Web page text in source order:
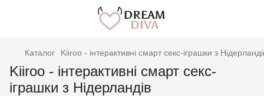
Каталог Kiiroo - інтерактивні смарт секс-іграшки з
Kiiroo - інтерактивні смарт секс-
іграшки з Нідерландів